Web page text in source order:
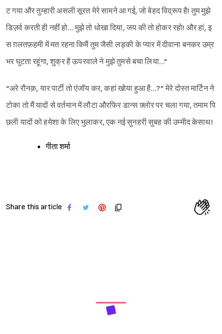
ट गया और तुम्हारी असली सूरत मेरे सामने आ गई, जो बेहद विद्रूप है! तुम मुझे
डिज़र्व करती ही नहीं हो… मुझे तो धोखा दिया, जय की तो होकर रहो! और हां, इ
स ग़लतफ़हमी में मत रहना किमैं तुम जैसी लड़की के प्यार में दीवाना बनकर उम्र
भर घुटता रहूंगा, शुक्र है ऊपरवाले ने मुझे तुमसे बचा लिया…”
“अरे रौनक़, यार पार्टी तो एंजॉय कर, कहां खोया हुआ है…?” मेरे दोस्त मार्टिन ने
टोका तो मैं यादों से वर्तमान में लौटा औरफिर डान्स फ़्लोर पर चला गया, तमाम पि
छली यादों को हमेशा के लिए भुलाकर, एक नई सुनहरी सुबह की उम्मीद केसाथ!
गीता शर्मा
Share this article